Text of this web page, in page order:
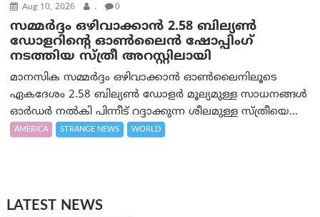
Aug 10, 2026 . 0
സമ്മര്‍ദ്ദം ഒഴിവാക്കാന്‍ 2.58 ബില്യൺ
ഡോളറിന്റെ ഓണ്‍ലൈന്‍ ഷോപ്പിംഗ്
നടത്തിയ സ്ത്രീ അറസ്റ്റിലായി
മാനസിക സമ്മര്‍ദ്ദം ഒഴിവാക്കാന്‍ ഓണ്‍ലൈനിലൂടെ
ഏകദേശം 2.58 ബില്യൺ ഡോളർ മൂല്യമുള്ള സാധനങ്ങള്‍
ഓര്‍ഡര്‍ നല്‍കി പിന്നീട് റദ്ദാക്കുന്ന ശീലമുള്ള സ്ത്രീയെ...
AMERICA STRANGE NEWS WORLD
LATEST NEWS